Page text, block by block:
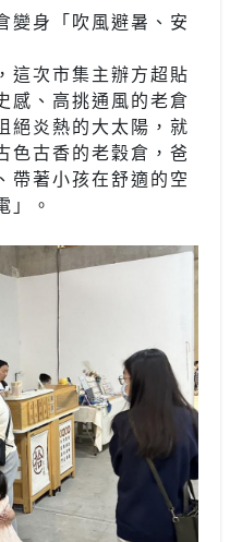
變身「吹風避暑、安
這次市集主辦方超貼
感、高挑通風的老倉
絕炎熱的大太陽，就
色古香的老穀倉，爸
帶著小孩在舒適的空
」。